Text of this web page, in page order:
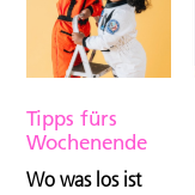
Tipps fürs
Wochenende
Wo was los ist